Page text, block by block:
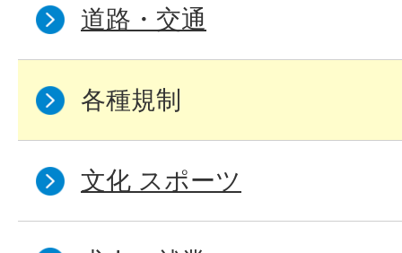
道路・交通
各種規制
文化 スポーツ